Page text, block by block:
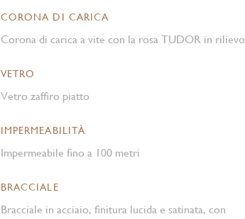
CORONA DI CARICA
Corona di carica a vite con la rosa TUDOR in rilievo
VETRO
Vetro zaffiro piatto
IMPERMEABILITÀ
Impermeabile fino a 100 metri
BRACCIALE
Bracciale in acciaio, finitura lucida e satinata, con